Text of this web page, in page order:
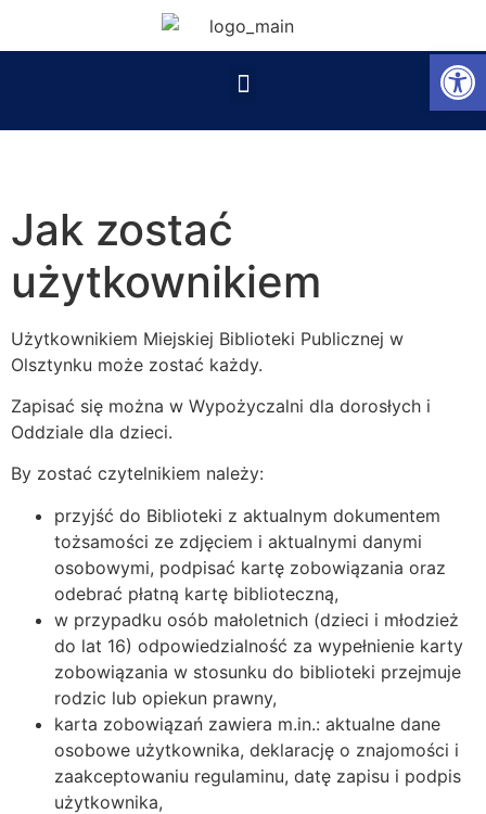
Jak zostać
użytkownikiem
Użytkownikiem Miejskiej Biblioteki Publicznej w
Olsztynku może zostać każdy.
Zapisać się można w Wypożyczalni dla dorosłych i
Oddziale dla dzieci.
By zostać czytelnikiem należy:
przyjść do Biblioteki z aktualnym dokumentem
tożsamości ze zdjęciem i aktualnymi danymi
osobowymi, podpisać kartę zobowiązania oraz
odebrać płatną kartę biblioteczną,
w przypadku osób małoletnich (dzieci i młodzież
do lat 16) odpowiedzialność za wypełnienie karty
zobowiązania w stosunku do biblioteki przejmuje
rodzic lub opiekun prawny,
karta zobowiązań zawiera m.in.: aktualne dane
osobowe użytkownika, deklarację o znajomości i
zaakceptowaniu regulaminu, datę zapisu i podpis
użytkownika,